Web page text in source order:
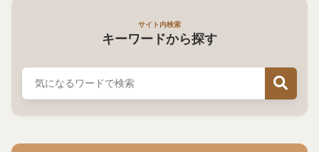
サイト内検索
キーワードから探す